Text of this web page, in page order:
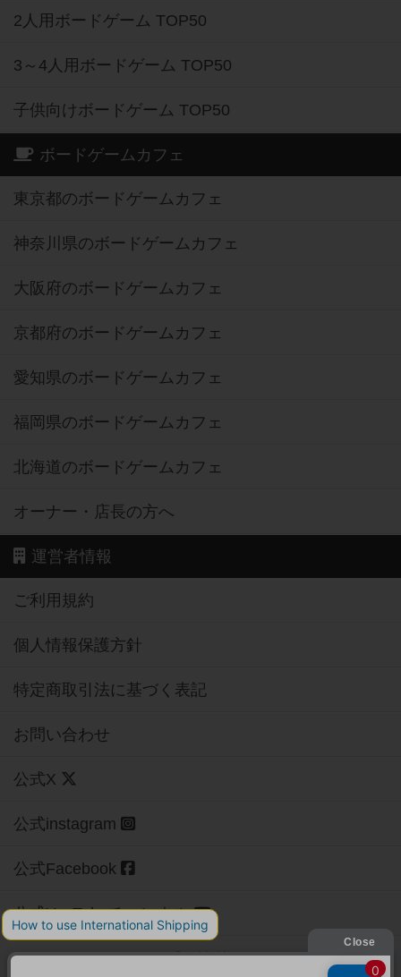
2人用ボードゲーム TOP50
3～4人用ボードゲーム TOP50
子供向けボードゲーム TOP50
ボードゲームカフェ
東京都のボードゲームカフェ
神奈川県のボードゲームカフェ
大阪府のボードゲームカフェ
京都府のボードゲームカフェ
愛知県のボードゲームカフェ
福岡県のボードゲームカフェ
北海道のボードゲームカフェ
オーナー・店長の方へ
運営者情報
ご利用規約
個人情報保護方針
特定商取引法に基づく表記
お問い合わせ
公式X
公式instagram
公式Facebook
公式YouTubeチャンネル
Copyright (c)